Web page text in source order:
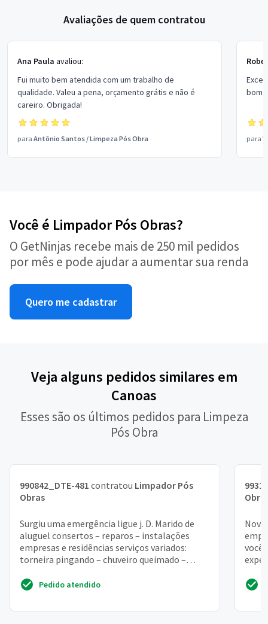
Avaliações de quem contratou
Ana Paula avaliou:
Fui muito bem atendida com um trabalho de
qualidade. Valeu a pena, orçamento grátis e não é
careiro. Obrigada!
para Antônio Santos /Limpeza Pós Obra
bom
para
Você é Limpador Pós Obras?
O GetNinjas recebe mais de 250 mil pedidos
por mês e pode ajudar a aumentar sua renda
Quero me cadastrar
Veja alguns pedidos similares em
Canoas
Esses são os últimos pedidos para Limpeza
Pós Obra
990842_DTE-481 contratou Limpador Pós
Obras
Surgiu uma emergência ligue j. D. Marido de
aluguel consertos – reparos – instalações
empresas e residências serviços variados:
torneira pingando – chuveiro queimado –
Pedido atendido
você